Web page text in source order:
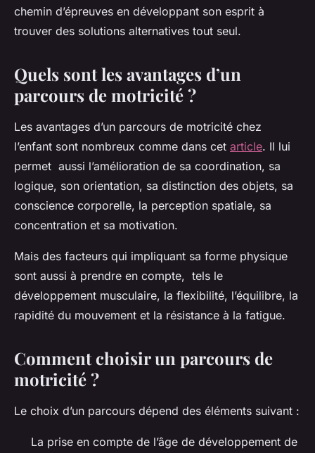
chemin d’épreuves en développant son esprit à
trouver des solutions alternatives tout seul.
Quels sont les avantages d’un
parcours de motricité ?
Les avantages d’un parcours de motricité chez
l’enfant sont nombreux comme dans cet article. Il lui
permet aussi l’amélioration de sa coordination, sa
logique, son orientation, sa distinction des objets, sa
conscience corporelle, la perception spatiale, sa
concentration et sa motivation.
Mais des facteurs qui impliquant sa forme physique
sont aussi à prendre en compte, tels le
développement musculaire, la flexibilité, l’équilibre, la
rapidité du mouvement et la résistance à la fatigue.
Comment choisir un parcours de
motricité ?
Le choix d’un parcours dépend des éléments suivant :
La prise en compte de l’âge de développement de